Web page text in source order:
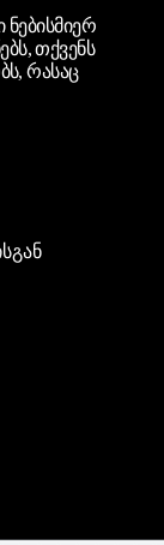
თქვენს
რასაც